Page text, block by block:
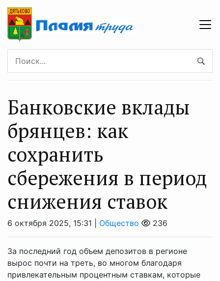
Банковские вклады
брянцев: как
сохранить
сбережения в период
снижения ставок
6 октября 2025, 15:31 | Общество 236
За последний год объем депозитов в регионе
вырос почти на треть, во многом благодаря
привлекательным процентным ставкам, которые